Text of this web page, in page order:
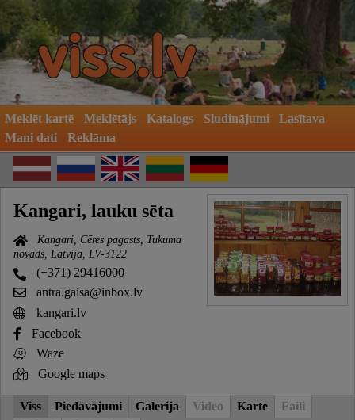
Meklēt kartē Meklētājs Katalogs Sludinājumi
Lasītava
Mani dati
Reklāma
Kangari, lauku sēta
Kangari, Cēres pagasts, Tukuma
novads, Latvija, LV-3122
(+371) 29416000
antra.gaisa@inbox.lv
kangari.lv
Facebook
Waze
Google maps
Viss Piedāvājumi Galerija Video Karte
Faili